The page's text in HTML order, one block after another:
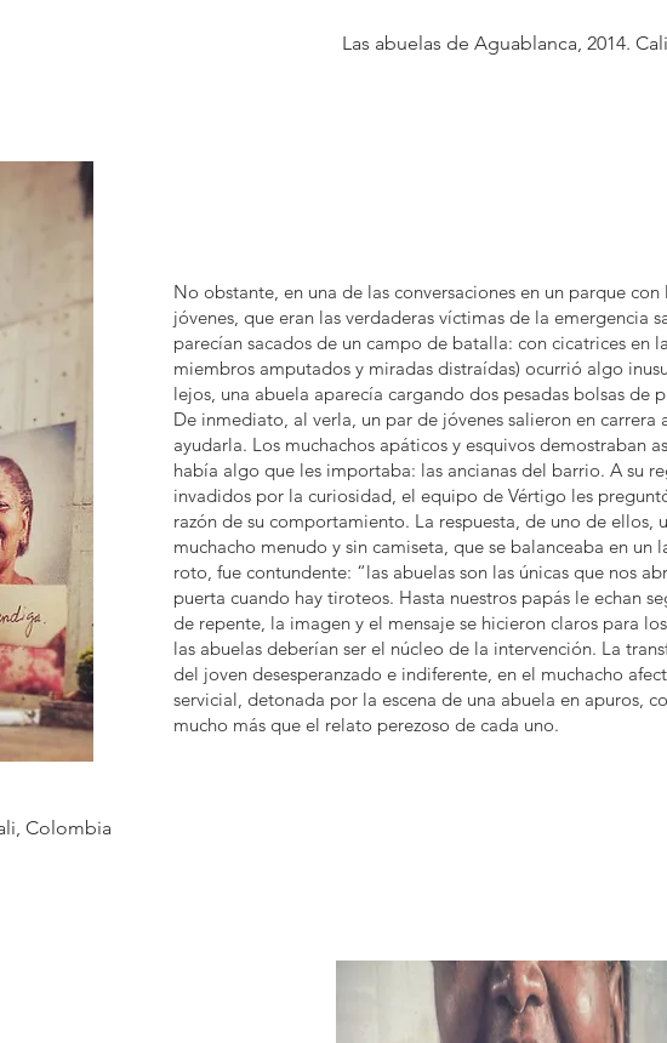
Las abuelas de Aguablanca, 2014.
No obstante, en una de las conversaciones en un parque con
jóvenes, que eran las verdaderas víctimas de la emergencia
parecían sacados de un campo de batalla: con cicatrices en
miembros amputados y miradas distraídas) ocurrió algo
lejos, una abuela aparecía cargando dos pesadas bolsas de
De inmediato, al verla, un par de jóvenes salieron en carrera
ayudarla. Los muchachos apáticos y esquivos demostraban
había algo que les importaba: las ancianas del barrio. A su
invadidos por la curiosidad, el equipo de Vértigo les
razón de su comportamiento. La respuesta, de uno de ellos,
muchacho menudo y sin camiseta, que se balanceaba en un
roto, fue contundente: “las abuelas son las únicas que nos
puerta cuando hay tiroteos. Hasta nuestros papás le echan
de repente, la imagen y el mensaje se hicieron claros para
las abuelas deberían ser el núcleo de la intervención. La
del joven desesperanzado e indiferente, en el muchacho
servicial, detonada por la escena de una abuela en apuros,
mucho más que el relato perezoso de cada uno.
Colombia